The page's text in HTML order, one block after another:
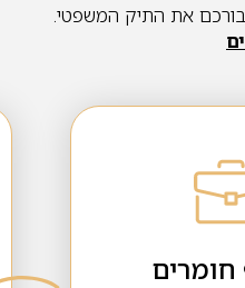
את התיק המשפטי.
חומרים